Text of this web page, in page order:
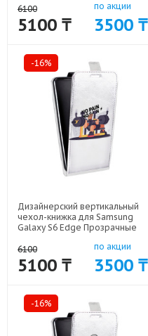
18331
6100
5100 ₸
по акции
3500 ₸
-16%
Дизайнерский вертикальный
чехол-книжка для Samsung
Galaxy S6 Edge Прозрачные
18329
6100
5100 ₸
по акции
3500 ₸
-16%